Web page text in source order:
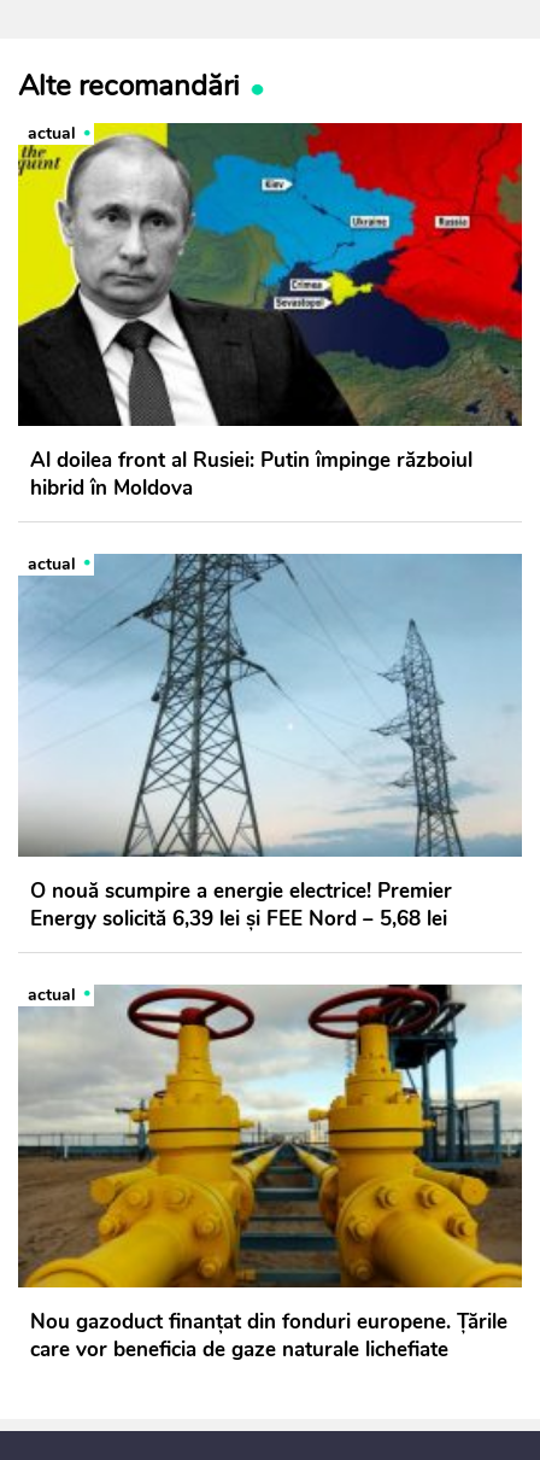
Alte recomandări
actual
Al doilea front al Rusiei: Putin împinge războiul
hibrid în Moldova
actual
O nouă scumpire a energie electrice! Premier
Energy solicită 6,39 lei și FEE Nord – 5,68 lei
actual
Nou gazoduct finanțat din fonduri europene. Țările
care vor beneficia de gaze naturale lichefiate